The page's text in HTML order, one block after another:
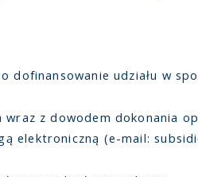
dofinansowanie udziału w
z dowodem dokonania
elektroniczną (e-mail: